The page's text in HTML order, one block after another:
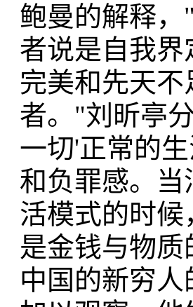
鲍曼的解释
者说是自我
完美和先天
者。"刘昕亭
一切'正常的
和负罪感。
活模式的时
是金钱与物
中国的新穷